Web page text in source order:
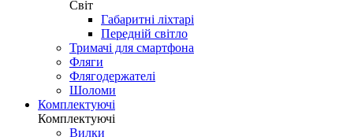
Світ
Габаритні ліхтарі
Передній світло
Тримачі для смартфона
Фляги
Флягодержателі
Шоломи
Комплектуючі
Комплектуючі
Вилки